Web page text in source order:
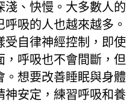
淺、快慢。大多數人的
吸的人也越來越多。
受自律神經控制，即使
，呼吸也不會間斷，但
。想要改善睡眠與身體
神安定，練習呼吸和養